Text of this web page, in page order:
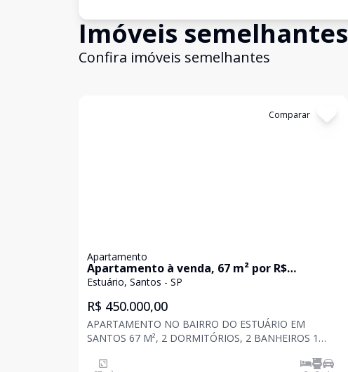
Imóveis semelhantes
Confira imóveis semelhantes
Comparar
Apartamento
Apartamento à venda, 67 m² por R$
450.000,00 - Estuário - Santos/SP
Estuário, Santos - SP
R$ 450.000,00
APARTAMENTO NO BAIRRO DO ESTUÁRIO EM
SANTOS 67 M², 2 DORMITÓRIOS, 2 BANHEIROS 1
Estuário, é possível encon